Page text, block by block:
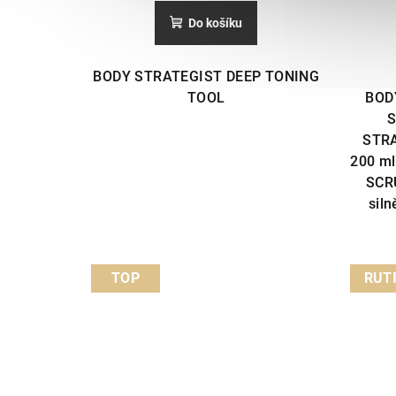
Do košíku
BODY STRATEGIST DEEP TONING
TOOL
200 ml
TOP